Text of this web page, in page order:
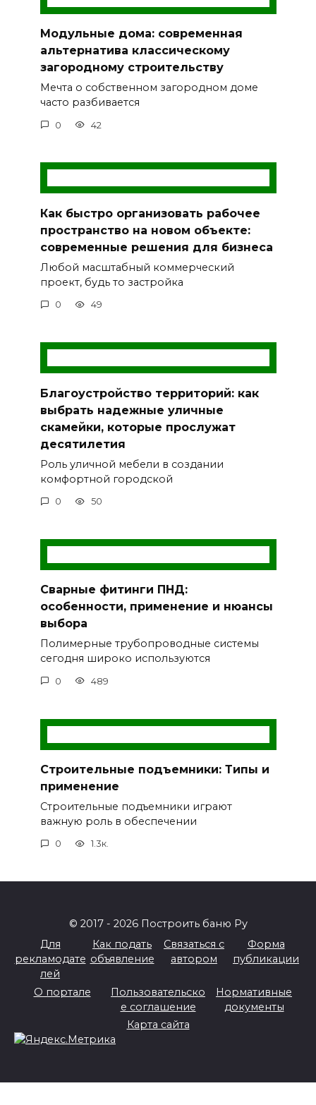
Модульные дома: современная
альтернатива классическому
загородному строительству
Мечта о собственном загородном доме
часто разбивается
0 42
Как быстро организовать рабочее
пространство на новом объекте:
современные решения для бизнеса
Любой масштабный коммерческий
проект, будь то застройка
0 49
Благоустройство территорий: как
выбрать надежные уличные
скамейки, которые прослужат
десятилетия
Роль уличной мебели в создании
комфортной городской
0 50
Сварные фитинги ПНД:
особенности, применение и нюансы
выбора
Полимерные трубопроводные системы
сегодня широко используются
0 489
Строительные подъемники: Типы и
применение
Строительные подъемники играют
важную роль в обеспечении
0 1.3к.
© 2017 - 2026 Построить баню Ру
Для
рекламодате
лей
Как подать
объявление
Связаться с
автором
Форма
публикации
О портале
Пользовательско
е соглашение
Нормативные
документы
Карта сайта